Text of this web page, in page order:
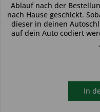
Ablauf nach der
nach Hause geschickt.
dieser in deinen
auf dein Auto codiert
In